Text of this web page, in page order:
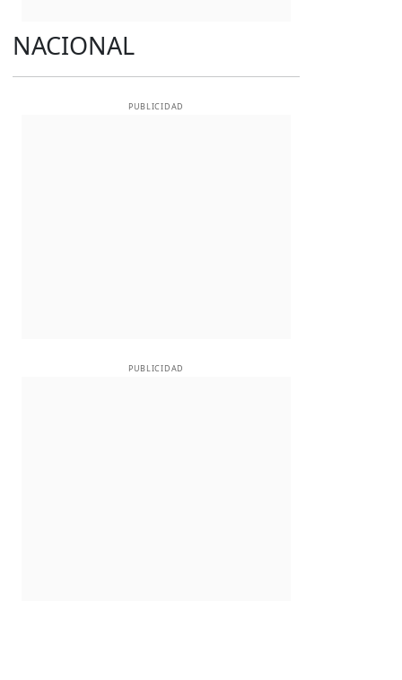
NACIONAL
PUBLICIDAD
PUBLICIDAD